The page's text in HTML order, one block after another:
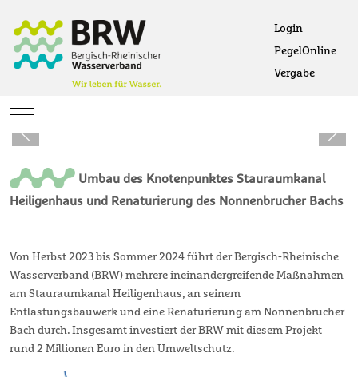
Login
PegelOnline
Vergabe
Mobile Menu Toggle
Umbau des Knotenpunktes Stauraumkanal
Heiligenhaus und Renaturierung des Nonnenbrucher Bachs
Von Herbst 2023 bis Sommer 2024 führt der Bergisch-Rheinische
Wasserverband (BRW) mehrere ineinandergreifende Maßnahmen
am Stauraumkanal Heiligenhaus, an seinem
Entlastungsbauwerk und eine Renaturierung am Nonnenbrucher
Bach durch. Insgesamt investiert der BRW mit diesem Projekt
rund 2 Millionen Euro in den Umweltschutz.